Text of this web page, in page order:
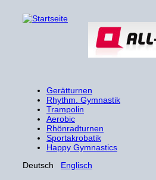
Gerätturnen
Rhythm. Gymnastik
Trampolin
Aerobic
Rhönradturnen
Sportakrobatik
Happy Gymnastics
Deutsch Englisch